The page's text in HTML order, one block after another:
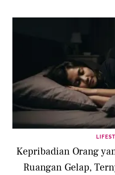
Kepribadian Orang
Ruangan Gelap,